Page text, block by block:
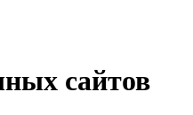
сайтов